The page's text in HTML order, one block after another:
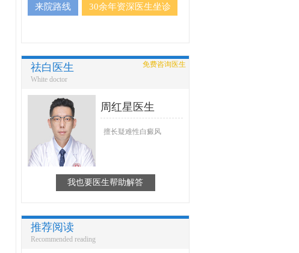
来院路线 30余年资深医生坐诊
祛白医生
White doctor
免费咨询医生
周红星医生
擅长疑难性白癜风
我也要医生帮助解答
推荐阅读
Recommended reading